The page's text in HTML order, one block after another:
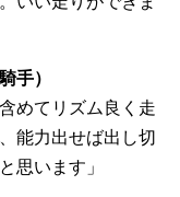
手）
めてリズム良く走
能力出せば出し切
思います」